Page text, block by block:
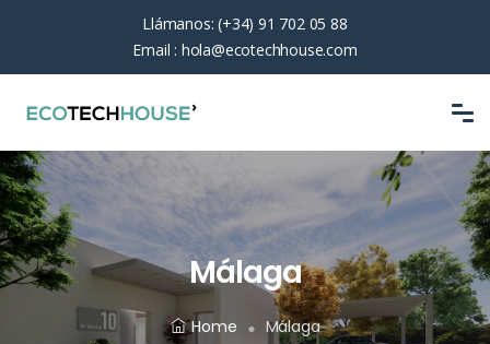
Llámanos:(+34) 91 702 05 88
Email : hola@ecotechhouse.com
Málaga
Home Málaga